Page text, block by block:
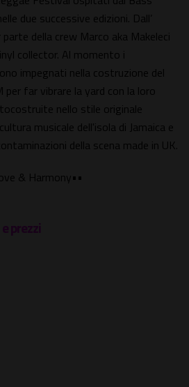
due successive edizioni. Dall’
della crew Marco aka Makeleci
collector. Al momento i
impegnati nella costruzione del
per far vibrare la yard con la loro
nello stile originale
musicale dell'isola di Jamaica e
della scena made in UK.
& Harmony••
prezzi